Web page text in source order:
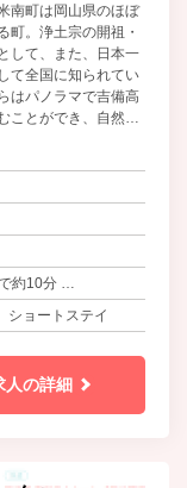
南町は岡山県のほぼ
町。浄土宗の開祖・
して、また、日本一
て全国に知られてい
はパノラマで吉備高
ことができ、自然豊
れています。自家用
部から60分、津山市
。やまなみ街道沿い
。
約10分
ショートステイ
人の詳細